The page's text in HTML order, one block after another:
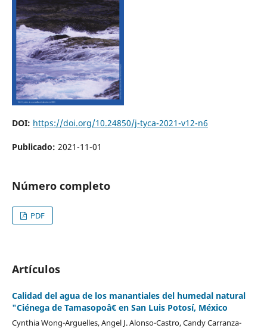
DOI: https://doi.org/10.24850/j-tyca-2021-v12-n6
Publicado: 2021-11-01
Número completo
PDF
Artículos
Calidad del agua de los manantiales del humedal natural
"Ciénega de Tamasopoâ€ en San Luis Potosí, México
Cynthia Wong-Arguelles, Angel J. Alonso-Castro, Candy Carranza-